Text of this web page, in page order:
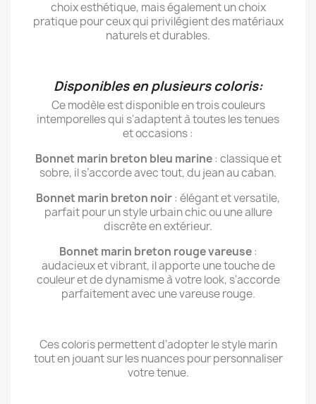
choix esthétique, mais également un choix
pratique pour ceux qui privilégient des matériaux
naturels et durables.
Disponibles en plusieurs coloris:
Ce modèle est disponible en trois couleurs
intemporelles qui s'adaptent à toutes les tenues
et occasions :
Bonnet marin breton bleu marine: classique et
sobre, il s’accorde avec tout, du jean au caban.
Bonnet marin breton noir: élégant et versatile,
parfait pour un style urbain chic ou une allure
discrète en extérieur.
Bonnet marin breton rouge vareuse:
audacieux et vibrant, il apporte une touche de
couleur et de dynamisme à votre look, s'accorde
parfaitement avec une vareuse rouge.
Ces coloris permettent d’adopter le style marin
tout en jouant sur les nuances pour personnaliser
votre tenue.